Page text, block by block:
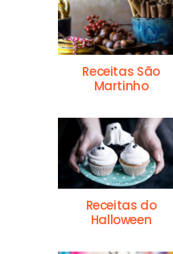
Receitas São
Martinho
Receitas do
Halloween